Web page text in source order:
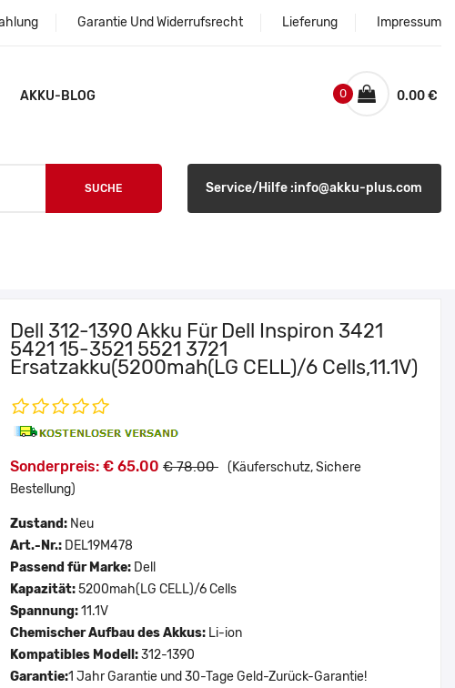
Garantie Und Widerrufsrecht Lieferung Impressum
AKKU-BLOG 0.00 €
0
SUCHE Service/Hilfe :info@akku-plus.com
Dell 312-1390 Akku Für Dell Inspiron 3421
5421 15-3521 5521 3721
Ersatzakku(5200mah(LG CELL)/6 Cells,11.1V)
Sonderpreis: € 65.00 € 78.00 (Käuferschutz, Sichere
Bestellung)
Zustand: Neu
Art.-Nr.: DEL19M478
Passend für Marke: Dell
Kapazität:5200mah(LG CELL)/6 Cells
Spannung:11.1V
Chemischer Aufbau des Akkus: Li-ion
Kompatibles Modell:312-1390
Garantie:1 Jahr Garantie und 30-Tage Geld-Zurück-Garantie!